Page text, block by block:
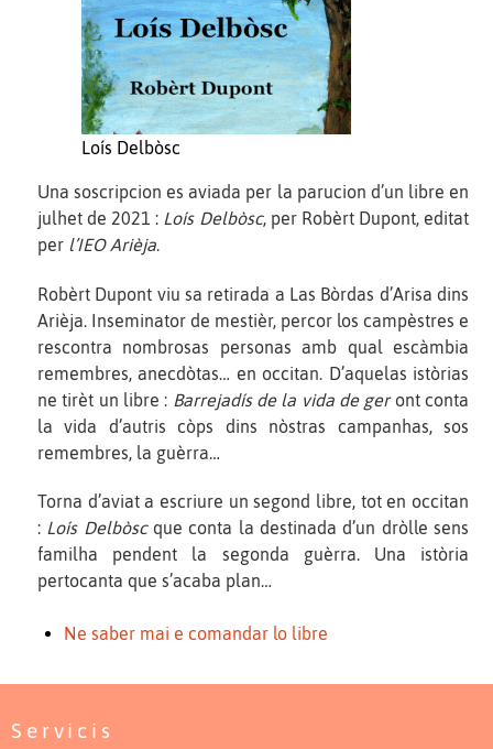
Loís Delbòsc
Una soscripcion es aviada per la parucion d’un libre en
julhet de 2021 : Loís Delbòsc, per Robèrt Dupont, editat
per l’IEO Arièja.
Robèrt Dupont viu sa retirada a Las Bòrdas d’Arisa dins
Arièja. Inseminator de mestièr, percor los campèstres e
rescontra nombrosas personas amb qual escàmbia
remembres, anecdòtas… en occitan. D’aquelas istòrias
ne tirèt un libre : Barrejadís de la vida de geront conta
la vida d’autris còps dins nòstras campanhas, sos
remembres, la guèrra…
Torna d’aviat a escriure un segond libre, tot en occitan
: Loís Delbòscque conta la destinada d’un dròlle sens
familha pendent la segonda guèrra. Una istòria
pertocanta que s’acaba plan…
Ne saber mai e comandar lo libre
Servicis